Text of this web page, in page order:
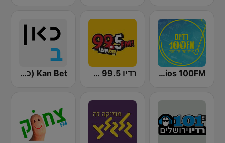
Radios 100FM (רדיוס) רדיו 99.5 חם אש Kan Bet (כאן ב' / רשת ב')